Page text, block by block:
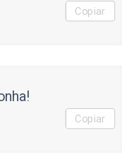
Copiar
Copiar